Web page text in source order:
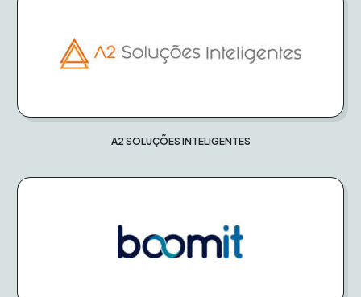
A2 SOLUÇÕES INTELIGENTES